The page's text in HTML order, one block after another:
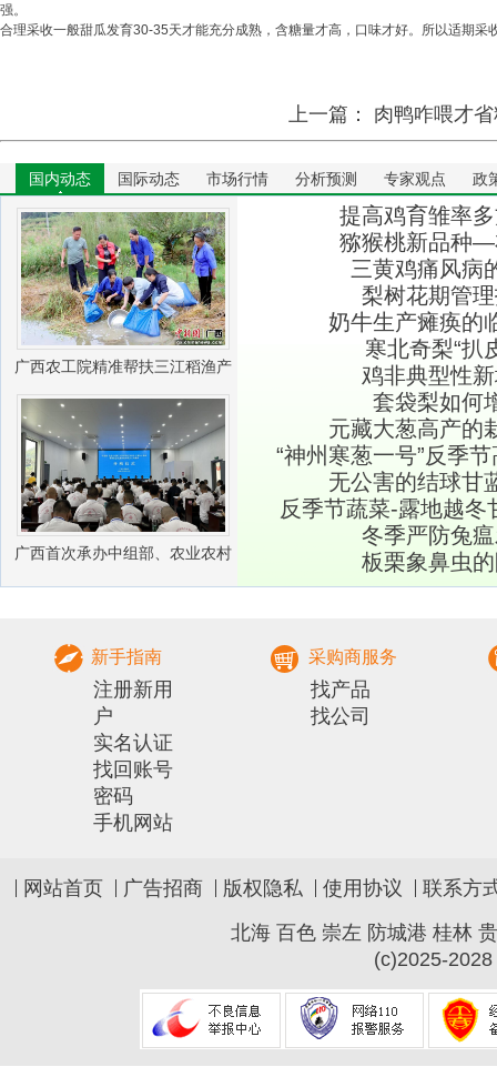
强。
合理采收一般甜瓜发育30-35天才能充分成熟，含糖量才高，口味才好。所以适期采
上一篇： 肉鸭咋喂才
国内动态 国际动态 市场行情 分析预测 专家观点 政
广西农工院精准帮扶三江稻渔产
业振兴
广西首次承办中组部、农业农村
部农村实用人才 带头人培训兽医
提高鸡育雏率
猕猴桃新品种―
三黄鸡痛风病
梨树花期管
奶牛生产瘫痪的
寒北奇梨“扒
鸡非典型性
套袋梨如何
元藏大葱高产的
“神州寒葱一号”反季
无公害的结球甘
反季节蔬菜-露地越冬
冬季严防兔
板栗象鼻虫
新手指南
注册新用
户
实名认证
找回账号
密码
手机网站
采购商服务
找产品
找公司
网站首页 广告招商 版权隐私 使用协议
联系方
北海 百色 崇左 防城港 桂林
(c)2025-